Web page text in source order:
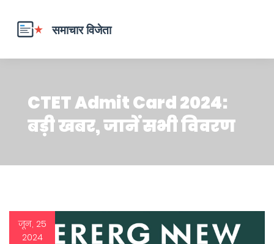
CTET Admit Card 2024:
बड़ी खबर, जानें सभी विवरण
जून, 25
2024